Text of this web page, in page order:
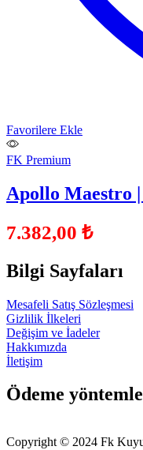
Favorilere Ekle
FK Premium
Apollo Maestro
7.382,00 ₺
Bilgi Sayfaları
Mesafeli Satış Sözleşmesi
Gizlilik İlkeleri
Değişim ve İadeler
Hakkımızda
İletişim
Ödeme
Copyright © 2024 Fk